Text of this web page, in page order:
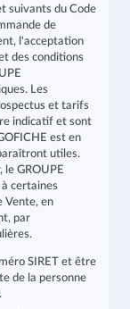
suivants du Code
de
l'acceptation
des conditions
Les
et tarifs
indicatif et sont
est en
utiles.
GROUPE
certaines
Vente, en
par
SIRET et être
de la personne